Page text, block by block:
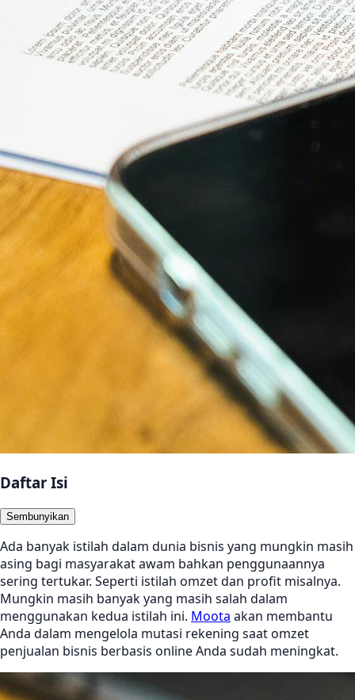
Daftar Isi
Sembunyikan
Ada banyak istilah dalam dunia bisnis yang mungkin masih
asing bagi masyarakat awam bahkan penggunaannya
sering tertukar. Seperti istilah omzet dan profit misalnya.
Mungkin masih banyak yang masih salah dalam
menggunakan kedua istilah ini. Moota akan membantu
Anda dalam mengelola mutasi rekening saat omzet
penjualan bisnis berbasis online Anda sudah meningkat.